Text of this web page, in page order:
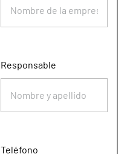
Responsable
Teléfono